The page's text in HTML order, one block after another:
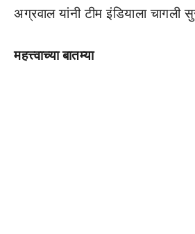
अग्रवाल यांनी टीम इंडियाला चागली
महत्त्वाच्या बातम्या